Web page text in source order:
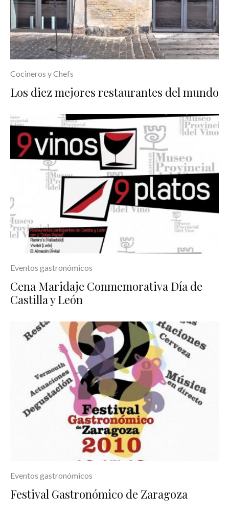
Cocineros y Chefs
Los diez mejores restaurantes del mundo
Eventos gastronómicos
Cena Maridaje Conmemorativa Día de
Castilla y León
Eventos gastronómicos
Festival Gastronómico de Zaragoza